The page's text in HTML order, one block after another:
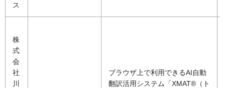
ス
株
式
会
社
川
ブラウザ上で利用できるAI自動
翻訳活用システム「XMAT®（ト